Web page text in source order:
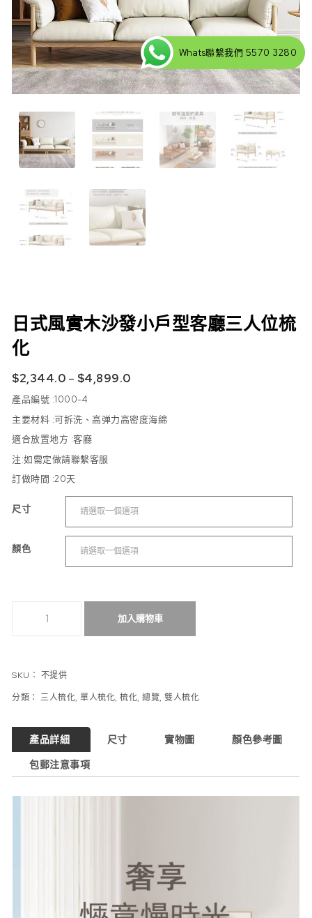
日式風實木沙發小戶型客廳三人位梳
化
$2,344.0 – $4,899.0
產品編號 :1000-4
主要材料 :可拆洗、高弹力高密度海綿
適合放置地方 :客廳
注:如需定做請聯繫客服
訂做時間 :20天
尺寸
顏色
加入購物車
SKU： 不提供
分類：三人梳化,單人梳化,梳化,總覽,雙人梳化
產品詳細 尺寸 實物圖
顏色參考圖
包郵注意事項
Whats聯繫我們 5570 3280